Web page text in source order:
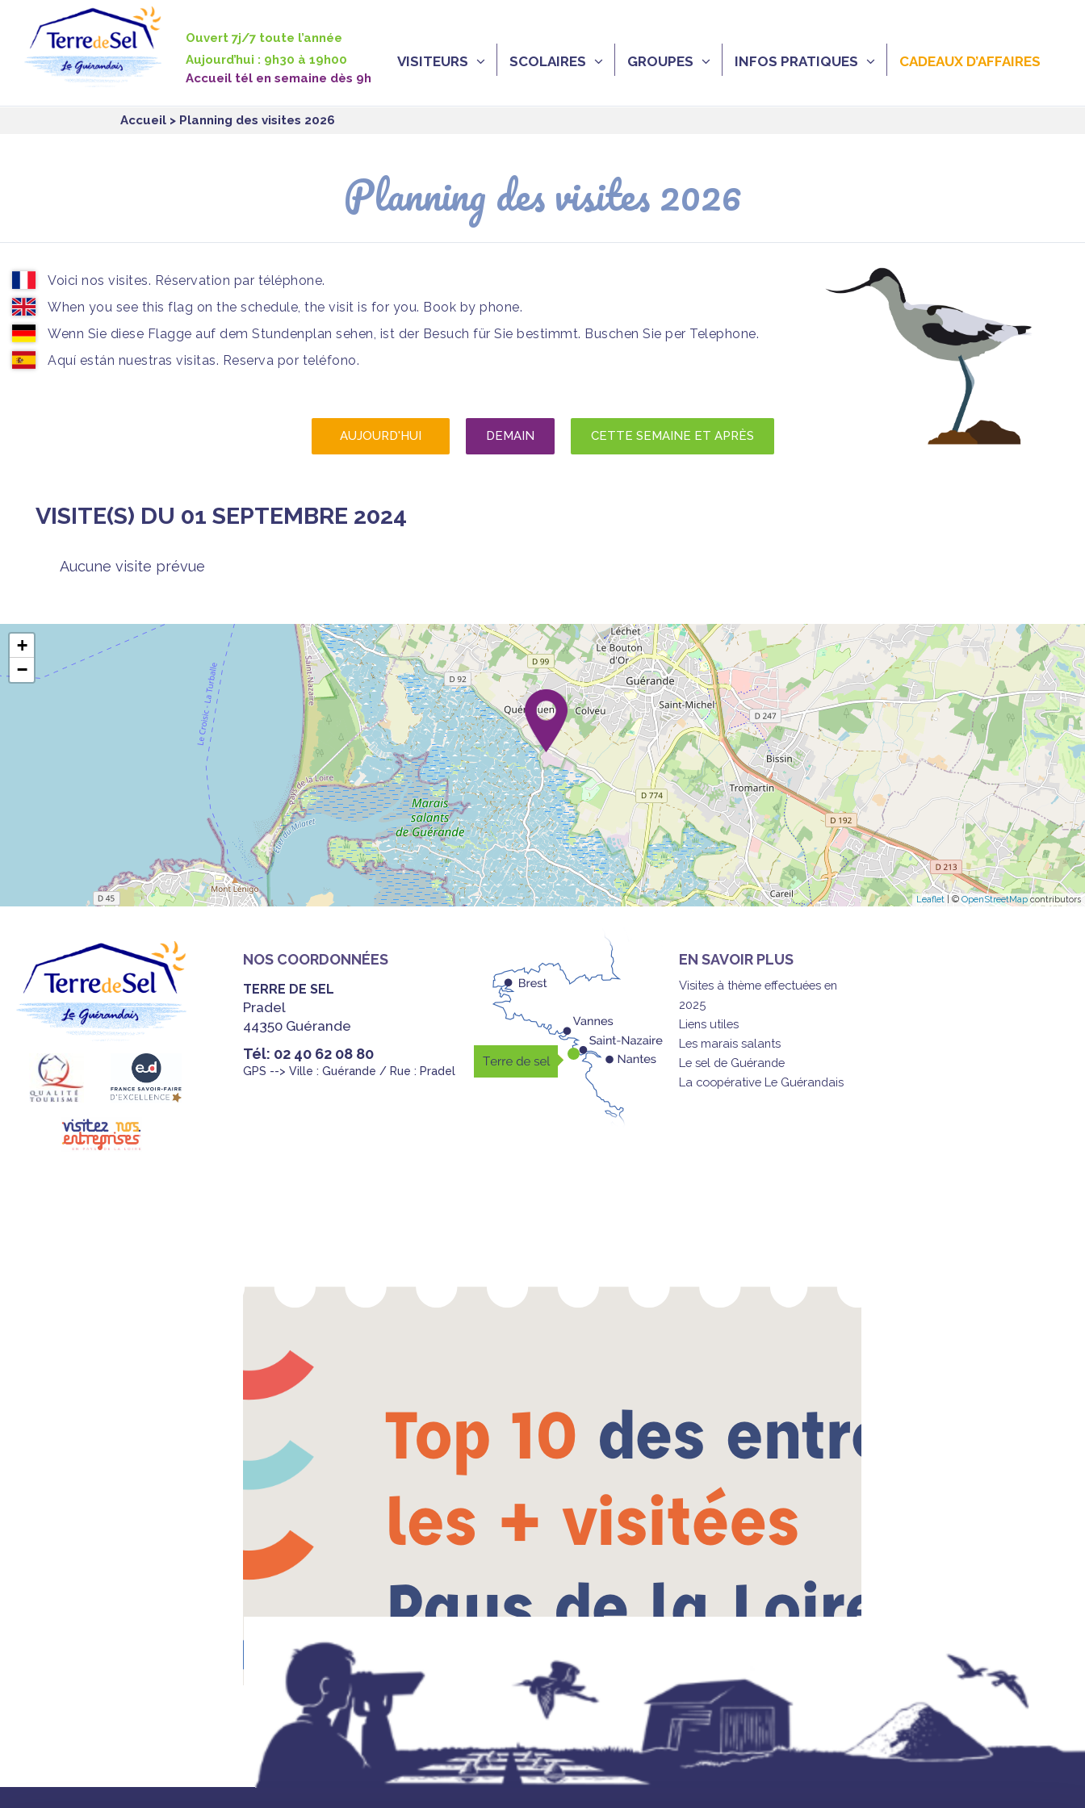
Ouvert 7j/7 toute l’année
Aujourd’hui : 9h30 à 19h00
Accueil tél en semaine dès 9h
VISITEURS SCOLAIRES GROUPES INFOS PRATIQUES CADEAUX D’AFFAIRES
Accueil > Planning des visites 2026
Planning des visites 2026
Voici nos visites. Réservation par téléphone.
When you see this flag on the schedule, the visit is for you. Book by phone.
Wenn Sie diese Flagge auf dem Stundenplan sehen, ist der Besuch für Sie bestimmt. Buschen Sie per Telephone.
Aquí están nuestras visitas. Reserva por teléfono.
AUJOURD'HUI DEMAIN CETTE SEMAINE ET APRÈS
VISITE(S) DU 01 SEPTEMBRE 2024
Aucune visite prévue
+
−
Leaflet | © OpenStreetMap contributors
NOS COORDONNÉES
TERRE DE SEL
Pradel
44350 Guérande
Tél: 02 40 62 08 80
GPS --> Ville : Guérande / Rue : Pradel
EN SAVOIR PLUS
Visites à thème effectuées en
2025
Liens utiles
Les marais salants
Le sel de Guérande
La coopérative Le Guérandais
Panneau de gestion des cookies